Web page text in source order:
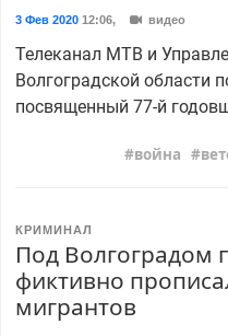
3 Фев 202012:06, видео
Телеканал МТВ и
Волгоградской области
посвященный 77-й
война
КРИМИНАЛ
Под Волгоградом
фиктивно
мигрантов